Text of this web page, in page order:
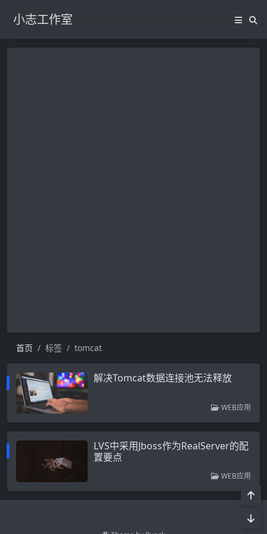
小志工作室
首页 标签 tomcat
解决Tomcat数据连接池无法释放
WEB应用
LVS中采用Jboss作为RealServer的配
置要点
WEB应用